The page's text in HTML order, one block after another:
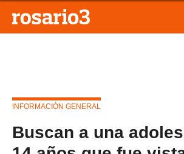
INFORMACIÓN GENERAL
Buscan a una